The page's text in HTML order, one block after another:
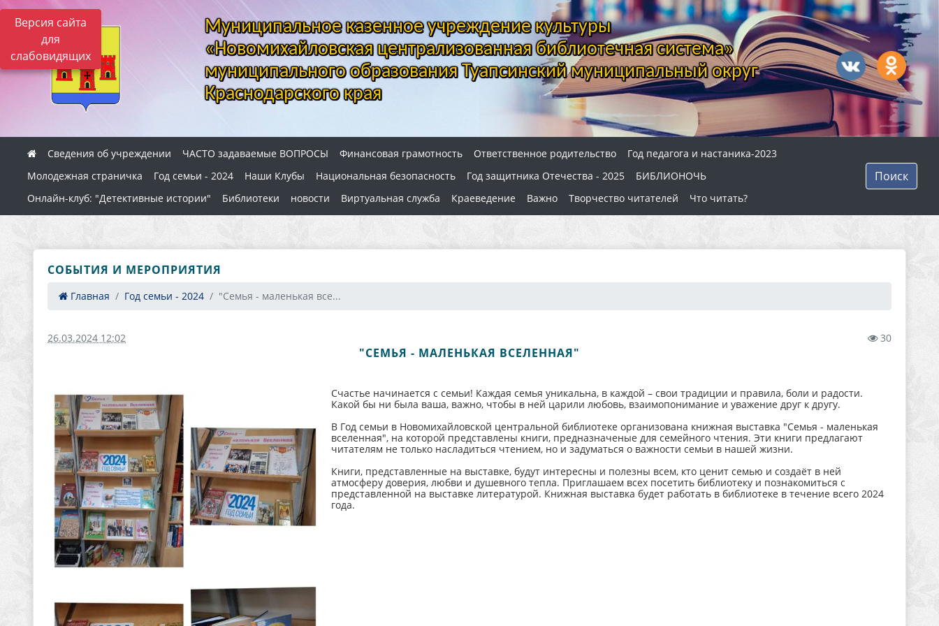
Версия сайта
для
слабовидящих
Муниципальное казенное учреждение культуры
«Новомихайловская централизованная библиотечная система»
муниципального образования Туапсинский муниципальный округ
Краснодарского края
Сведения об учреждении ЧАСТО задаваемые ВОПРОСЫ Финансовая грамотность Ответственное родительство
Год педагога и настаника-2023
Молодежная страничка
Год семьи - 2024 Наши Клубы Национальная безопасность Год защитника Отечества - 2025
БИБЛИОНОЧЬ
Онлайн-клуб: "Детективные истории"
Библиотеки новости Виртуальная служба Краеведение Важно Творчество читателей Что читать?
Поиск
СОБЫТИЯ И МЕРОПРИЯТИЯ
Главная Год семьи - 2024 "Семья - маленькая все...
26.03.2024 12:02 30
"СЕМЬЯ - МАЛЕНЬКАЯ ВСЕЛЕННАЯ"
Счастье начинается с семьи! Каждая семья уникальна, в каждой – свои традиции и правила, боли и радости.
Какой бы ни была ваша, важно, чтобы в ней царили любовь, взаимопонимание и уважение друг к другу.
В Год семьи в Новомихайловской центральной библиотеке организована книжная выставка "Семья - маленькая
вселенная", на которой представлены книги, предназначеные для семейного чтения. Эти книги предлагают
читателям не только насладиться чтением, но и задуматься о важности семьи в нашей жизни.
Книги, представленные на выставке, будут интересны и полезны всем, кто ценит семью и создаёт в ней
атмосферу доверия, любви и душевного тепла. Приглашаем всех посетить библиотеку и познакомиться с
представленной на выставке литературой. Книжная выставка будет работать в библиотеке в течение всего 2024
года.